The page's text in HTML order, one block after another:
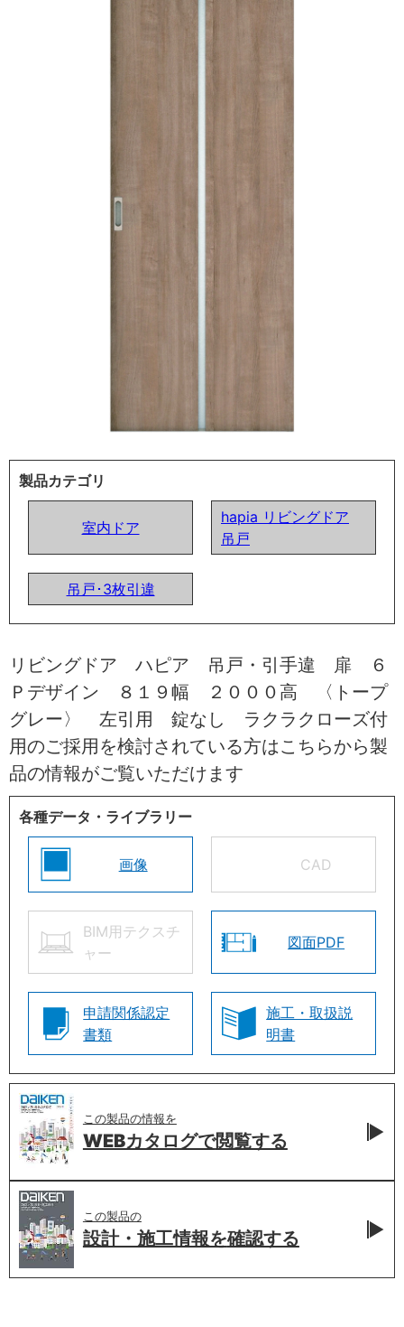
製品カテゴリ
室内ドア
hapia リビングドア
吊戸
吊戸･3枚引違
リビングドア ハピア 吊戸・引手違 扉 ６
Ｐデザイン ８１９幅 ２０００高 〈トープ
グレー〉 左引用 錠なし ラクラクローズ付
用のご採用を検討されている方はこちらから製
品の情報がご覧いただけます
各種データ・ライブラリー
画像 CAD
BIM用テクスチ
ャー
図面PDF
申請関係認定
書類
施工・取扱説
明書
この製品の情報を
WEBカタログで閲覧する
この製品の
設計・施工情報を確認する